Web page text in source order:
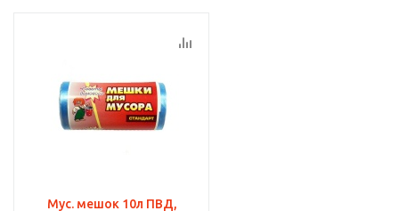
Мус. мешок 10л ПВД,